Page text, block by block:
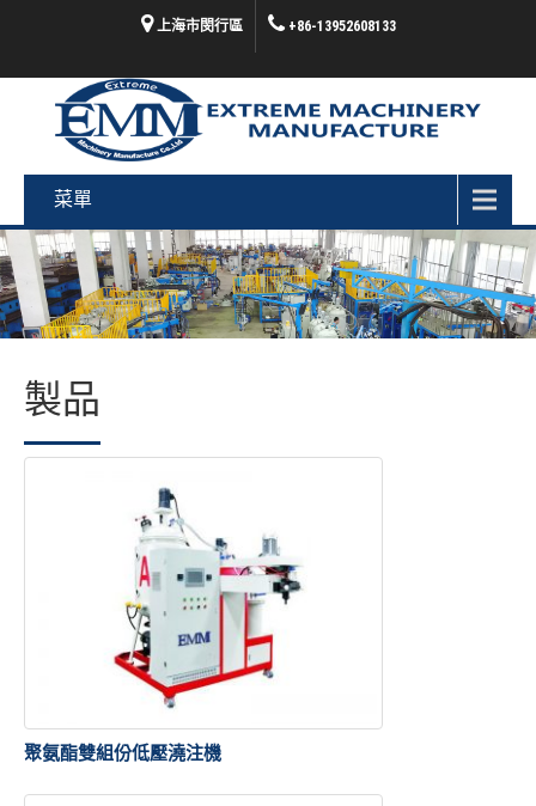
上海市閔行區 +86-13952608133
菜單
製品
聚氨酯雙組份低壓澆注機